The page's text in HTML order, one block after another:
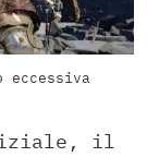
eccessiva
il